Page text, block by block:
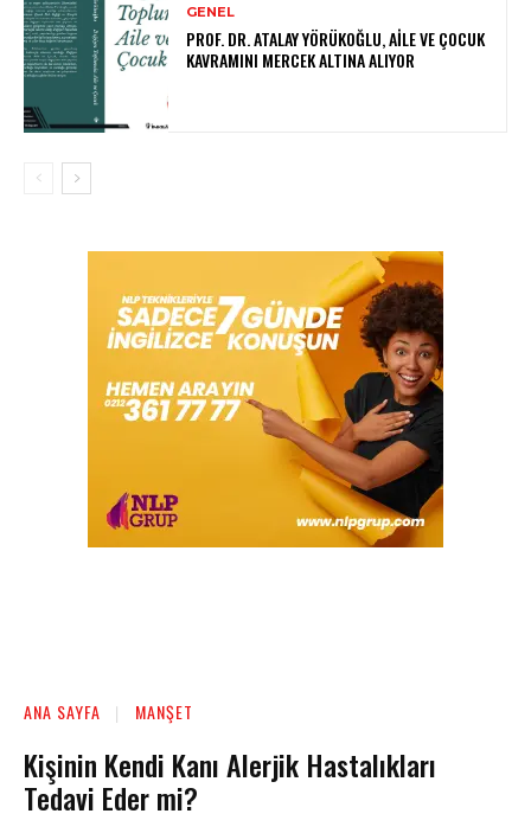
GENEL
PROF. DR. ATALAY YÖRÜKOĞLU, AILE VE ÇOCUK
KAVRAMINI MERCEK ALTINA ALIYOR